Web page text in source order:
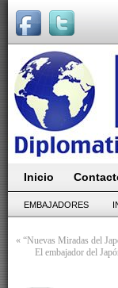
Inicio
EMBAJADORES
« “Nuevas Miradas del
El embajador del